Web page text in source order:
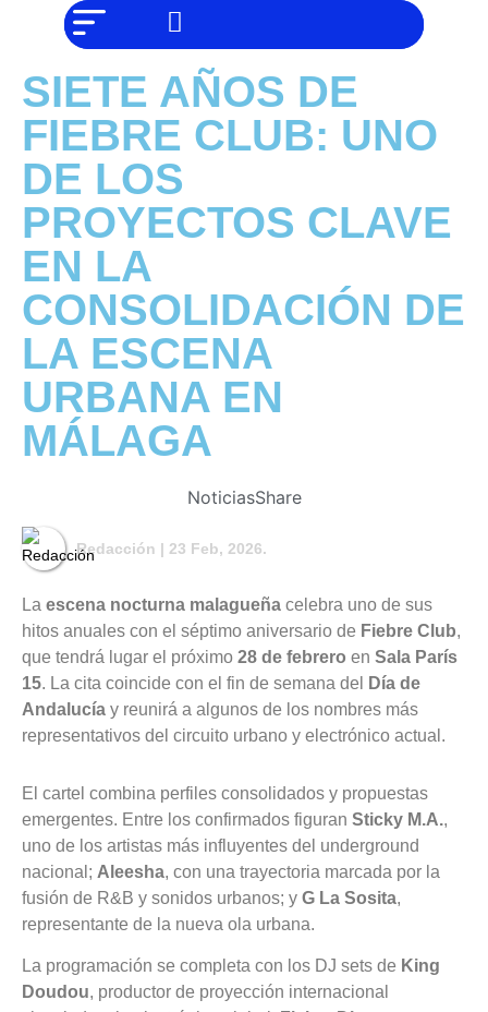
Tendencias
Entrevistas
Foodie
Mix
Barras
Del
Mes
Música
PERO IGUAL
PODEMOS
AYUDAR
SIETE AÑOS DE
FIEBRE CLUB: UNO
DE LOS
PROYECTOS CLAVE
EN LA
CONSOLIDACIÓN DE
LA ESCENA
URBANA EN
MÁLAGA
NoticiasShare
Redacción | 23 Feb, 2026.
La escena nocturna malagueña celebra uno de sus
hitos anuales con el séptimo aniversario de Fiebre Club,
que tendrá lugar el próximo 28 de febrero en Sala París
15. La cita coincide con el fin de semana del
Día de
Andalucía y reunirá a algunos de los nombres más
representativos del circuito urbano y electrónico actual.
El cartel combina perfiles consolidados y propuestas
emergentes. Entre los confirmados figuran Sticky M.A.,
uno de los artistas más influyentes del underground
nacional; Aleesha, con una trayectoria marcada por la
fusión de R&B y sonidos urbanos; y G La Sosita,
representante de la nueva ola urbana.
La programación se completa con los DJ sets de King
Doudou, productor de proyección internacional